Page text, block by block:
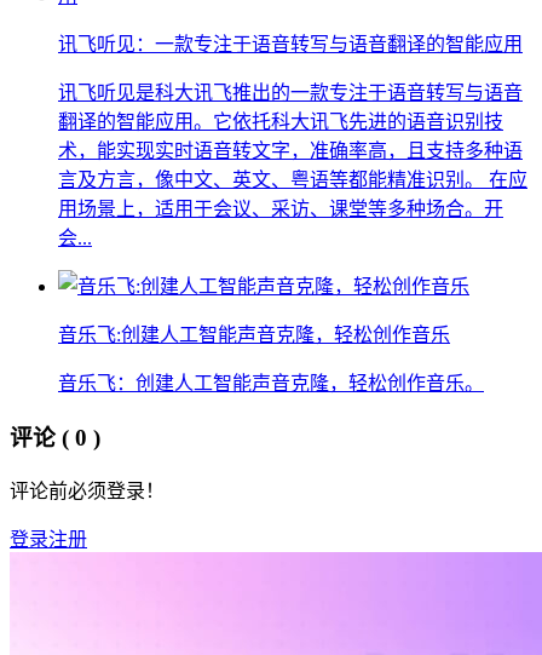
讯飞听见：一款专注于语音转写与语音翻译的智能应用
讯飞听见是科大讯飞推出的一款专注于语音转写与语音
翻译的智能应用。它依托科大讯飞先进的语音识别技
术，能实现实时语音转文字，准确率高，且支持多种语
言及方言，像中文、英文、粤语等都能精准识别。 在应
用场景上，适用于会议、采访、课堂等多种场合。开
会...
音乐飞:创建人工智能声音克隆，轻松创作音乐
音乐飞：创建人工智能声音克隆，轻松创作音乐。
评论 ( 0 )
评论前必须登录！
登录注册